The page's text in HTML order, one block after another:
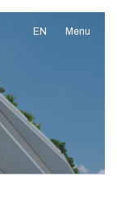
EN Menu